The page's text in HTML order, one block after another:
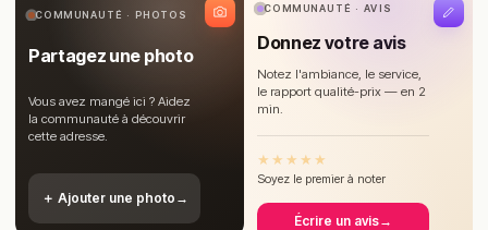
COMMUNAUTÉ · PHOTOS
Partagez une photo
Vous avez mangé ici ? Aidez
la communauté à découvrir
cette adresse.
＋ Ajouter une photo →
COMMUNAUTÉ · AVIS
Donnez votre avis
Notez l'ambiance, le service,
le rapport qualité-prix — en 2
min.
★ ★ ★ ★ ★
Soyez le premier à noter
Écrire un avis→